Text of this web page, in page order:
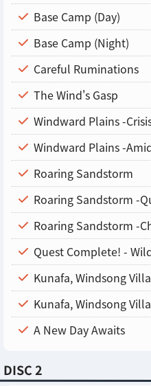
Base Camp (Day)
Base Camp (Night)
Careful Ruminations
The Wind's Gasp
Windward Plains -
Windward Plains -
Roaring Sandstorm
Roaring Sandstorm -
Roaring Sandstorm -
Quest Complete! -
Kunafa, Windsong
Kunafa, Windsong
A New Day Awaits
DISC 2